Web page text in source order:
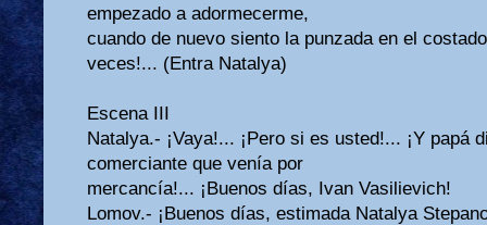
empezado a adormecerme,
cuando de nuevo siento la punzada en el
veces!... (Entra Natalya)
Escena III
Natalya.- ¡Vaya!... ¡Pero si es usted!... ¡Y papá
comerciante que venía por
mercancía!... ¡Buenos días, Ivan Vasilievich!
Lomov.- ¡Buenos días, estimada Natalya